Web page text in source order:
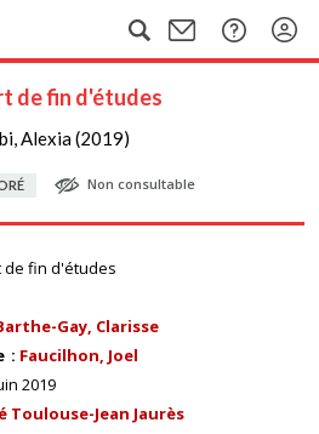
de fin d'études
Alexia (2019)
Non consultable
de fin d'études
Gay, Clarisse
Faucilhon, Joel
2019
Toulouse-Jean Jaurès